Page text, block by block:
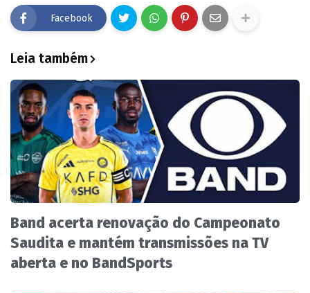
Facebook
Leia também
Band acerta renovação do Campeonato
Saudita e mantém transmissões na TV
aberta e no BandSports